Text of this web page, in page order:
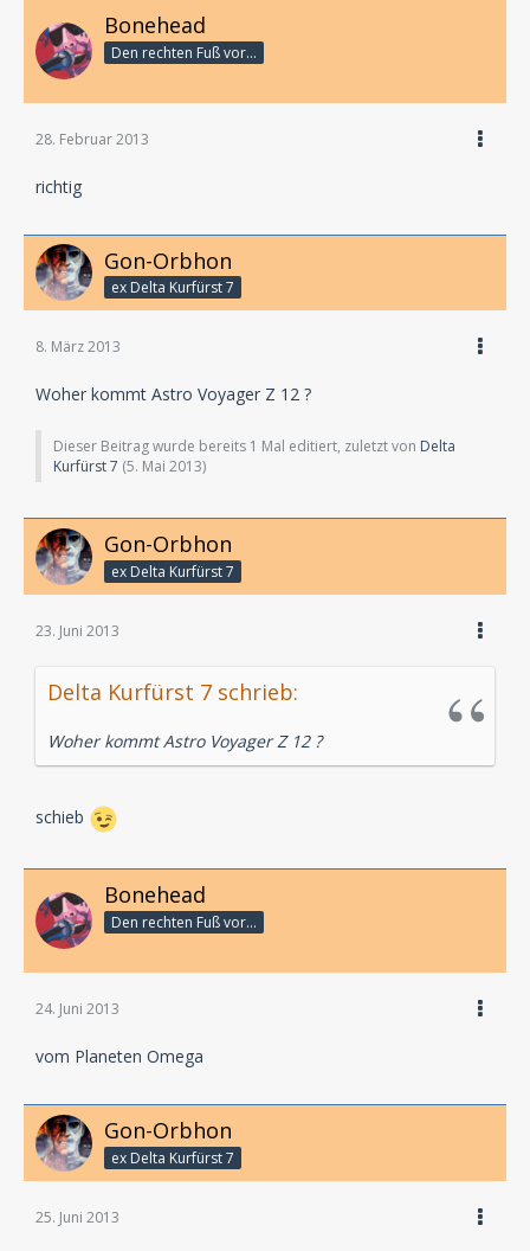
Bonehead
Den rechten Fuß vor...
28. Februar 2013
richtig
Gon-Orbhon
ex Delta Kurfürst 7
8. März 2013
Woher kommt Astro Voyager Z 12 ?
Dieser Beitrag wurde bereits 1 Mal editiert, zuletzt von Delta
Kurfürst 7 (5. Mai 2013)
Gon-Orbhon
ex Delta Kurfürst 7
23. Juni 2013
Delta Kurfürst 7 schrieb:
Woher kommt Astro Voyager Z 12 ?
schieb
Bonehead
Den rechten Fuß vor...
24. Juni 2013
vom Planeten Omega
Gon-Orbhon
ex Delta Kurfürst 7
25. Juni 2013